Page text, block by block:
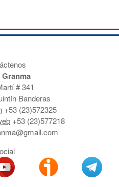
# 341
Banderas
+53 (23)572325
+53 (23)577218